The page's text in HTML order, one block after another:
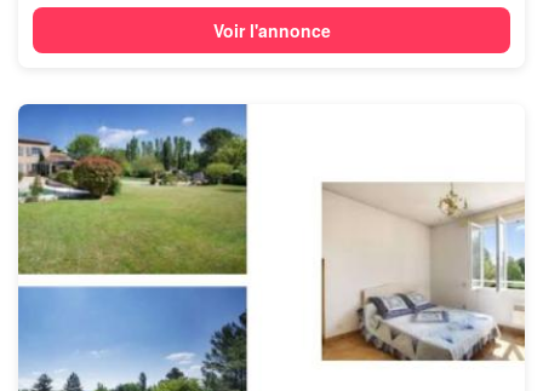
Voir l'annonce